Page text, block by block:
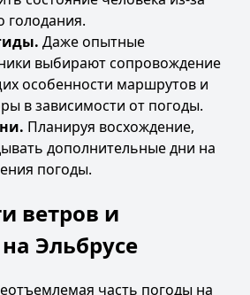
голодания.
Даже опытные
выбирают сопровождение
особенности маршрутов и
в зависимости от погоды.
Планируя восхождение,
дополнительные дни на
погоды.
ветров и
Эльбрусе
часть погоды на